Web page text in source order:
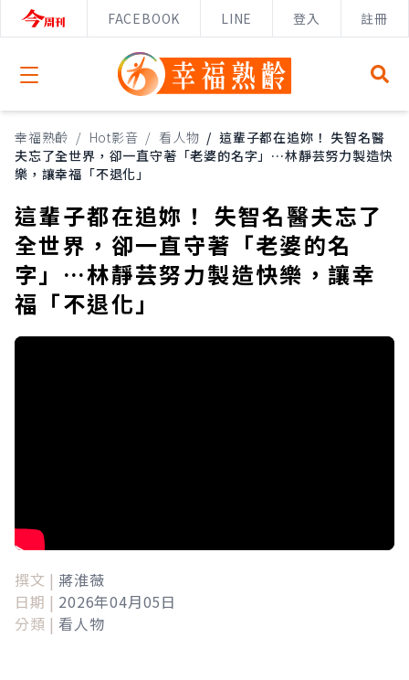
FACEBOOK LINE 登入 註冊
Open menu
幸福熟齡 / Hot影音 / 看人物 / 這輩子都在追妳！ 失智名醫
夫忘了全世界，卻一直守著「老婆的名字」…林靜芸努力製造快
樂，讓幸福「不退化」
這輩子都在追妳！ 失智名醫夫忘了
全世界，卻一直守著「老婆的名
字」…林靜芸努力製造快樂，讓幸
福「不退化」
撰文 | 蔣淮薇
日期 | 2026年04月05日
分類 | 看人物